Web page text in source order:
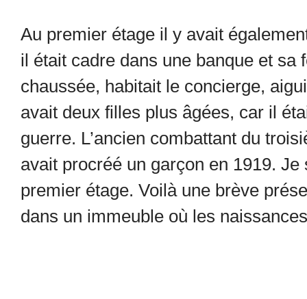
Au premier étage il y avait
il était cadre dans une banque et
chaussée, habitait le concierge,
avait deux filles plus âgées, car il
guerre. L’ancien combattant du
avait procréé un garçon en 1919.
premier étage. Voilà une brève
dans un immeuble où les